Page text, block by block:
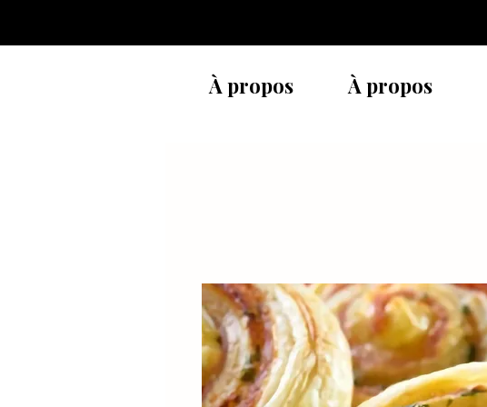
À propos À propos